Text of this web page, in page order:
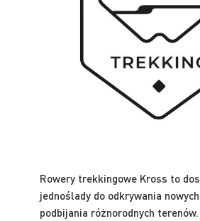
Rowery trekkingowe Kross to
jednoślady do odkrywania
podbijania różnorodnych